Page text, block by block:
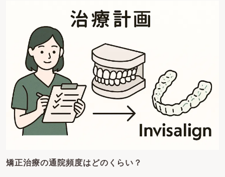
矯正治療の通院頻度はどのくらい？